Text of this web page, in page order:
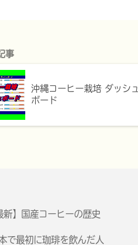
事
沖縄コーヒー栽培 ダッシュ
ボード
】国産コーヒーの歴史
で最初に珈琲を飲んだ人